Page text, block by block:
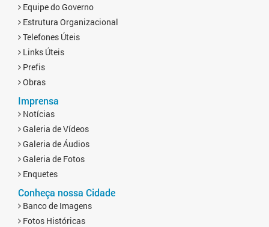
Equipe do Governo
Estrutura Organizacional
Telefones Úteis
Links Úteis
Prefis
Obras
Imprensa
Notícias
Galeria de Vídeos
Galeria de Áudios
Galeria de Fotos
Enquetes
Conheça nossa Cidade
Banco de Imagens
Fotos Históricas